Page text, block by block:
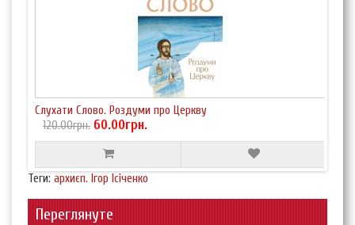
Слухати Слово. Роздуми про Церкву
120.00грн. 60.00грн.
Теги: архиєп. Ігор Ісіченко
Переглянуте